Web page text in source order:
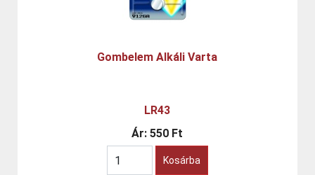
Gombelem Alkáli Varta
LR43
Ár:550 Ft
Kosárba